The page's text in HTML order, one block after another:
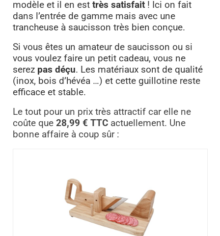
modèle et il en est très satisfait! Ici on fait
dans l’entrée de gamme mais avec une
trancheuse à saucisson très bien conçue.
Si vous êtes un amateur de saucisson ou si
vous voulez faire un petit cadeau, vous ne
serez pas déçu. Les matériaux sont de qualité
(inox, bois d’hévéa …) et cette guillotine reste
efficace et stable.
Le tout pour un prix très attractif car elle ne
coûte que 28,99 € TTCactuellement. Une
bonne affaire à coup sûr :